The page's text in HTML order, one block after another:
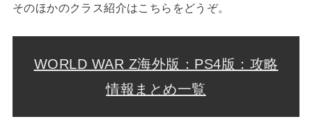
そのほかのクラス紹介はこちらをどうぞ。
WORLD WAR Z海外版：PS4版：攻略
情報まとめ一覧